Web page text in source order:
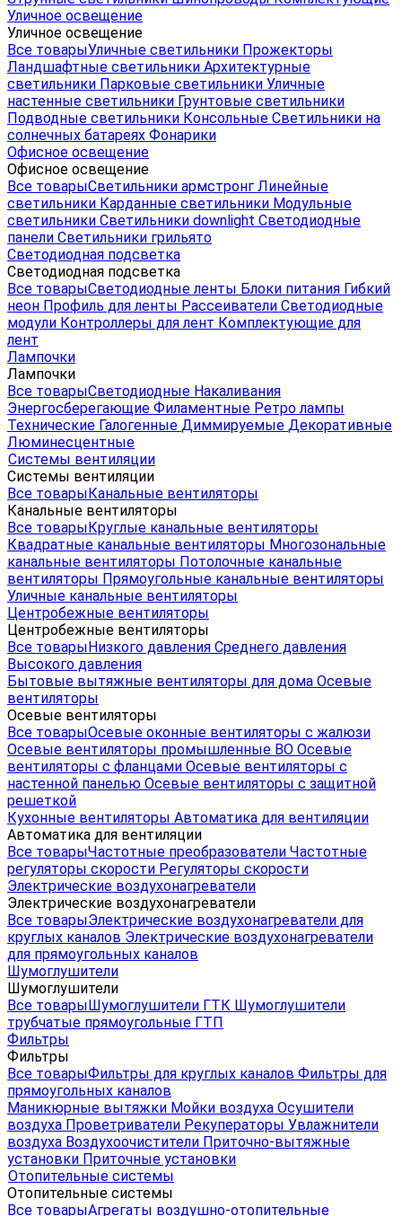
Уличное освещение
Уличное освещение
Все товарыУличные светильники Прожекторы
Ландшафтные светильники Архитектурные
светильники Парковые светильники Уличные
настенные светильники Грунтовые светильники
Подводные светильники Консольные Светильники на
солнечных батареях Фонарики
Офисное освещение
Офисное освещение
Все товарыСветильники армстронг Линейные
светильники Карданные светильники Модульные
светильники Светильники downlight Светодиодные
панели Светильники грильято
Светодиодная подсветка
Светодиодная подсветка
Все товарыСветодиодные ленты Блоки питания Гибкий
неон Профиль для ленты Рассеиватели Светодиодные
модули Контроллеры для лент Комплектующие для
лент
Лампочки
Лампочки
Все товарыСветодиодные Накаливания
Энергосберегающие Филаментные Ретро лампы
Технические Галогенные Диммируемые Декоративные
Люминесцентные
Системы вентиляции
Системы вентиляции
Все товарыКанальные вентиляторы
Канальные вентиляторы
Все товарыКруглые канальные вентиляторы
Квадратные канальные вентиляторы Многозональные
канальные вентиляторы Потолочные канальные
вентиляторы Прямоугольные канальные вентиляторы
Уличные канальные вентиляторы
Центробежные вентиляторы
Центробежные вентиляторы
Все товарыНизкого давления Среднего давления
Высокого давления
Бытовые вытяжные вентиляторы для дома Осевые
вентиляторы
Осевые вентиляторы
Все товарыОсевые оконные вентиляторы с жалюзи
Осевые вентиляторы промышленные ВО Осевые
вентиляторы с фланцами Осевые вентиляторы с
настенной панелью Осевые вентиляторы с защитной
решеткой
Кухонные вентиляторы Автоматика для вентиляции
Автоматика для вентиляции
Все товарыЧастотные преобразователи Частотные
регуляторы скорости Регуляторы скорости
Электрические воздухонагреватели
Электрические воздухонагреватели
Все товарыЭлектрические воздухонагреватели для
круглых каналов Электрические воздухонагреватели
для прямоугольных каналов
Шумоглушители
Шумоглушители
Все товарыШумоглушители ГТК Шумоглушители
трубчатые прямоугольные ГТП
Фильтры
Фильтры
Все товарыФильтры для круглых каналов Фильтры для
прямоугольных каналов
Маникюрные вытяжки Мойки воздуха Осушители
воздуха Проветриватели Рекуператоры Увлажнители
воздуха Воздухоочистители Приточно-вытяжные
установки Приточные установки
Отопительные системы
Отопительные системы
Все товарыАгрегаты воздушно-отопительные